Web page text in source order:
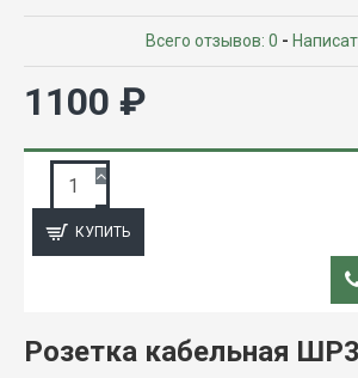
Всего отзывов: 0 -
1100 ₽
КУПИТЬ
Розетка кабельная